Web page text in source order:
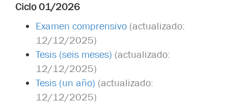
Ciclo 01/2026
Examen comprensivo (actualizado:
12/12/2025)
Tesis (seis meses) (actualizado:
12/12/2025)
Tesis (un año) (actualizado:
12/12/2025)